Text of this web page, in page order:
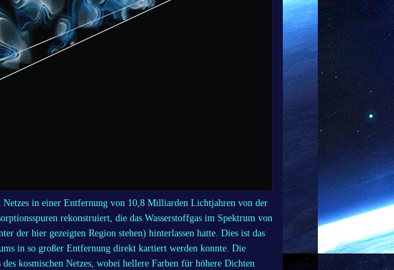
in einer Entfernung von 10,8 Milliarden Lichtjahren von der
rekonstruiert, die das Wasserstoffgas im Spektrum von
der hier gezeigten Region stehen) hinterlassen hatte. Dies ist das
in so großer Entfernung direkt kartiert werden konnte. Die
kosmischen Netzes, wobei hellere Farben für höhere Dichten